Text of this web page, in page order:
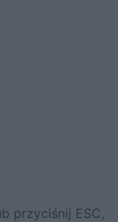
przyciśnij ESC,